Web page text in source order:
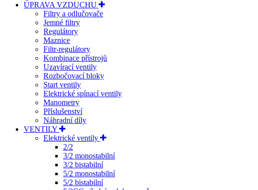
ÚPRAVA VZDUCHU
Filtry a odlučovače
Jemné filtry
Regulátory
Maznice
Filtr-regulátory
Kombinace přístrojů
Uzavírací ventily
Rozbočovací bloky
Start ventily
Elektrické spínací ventily
Manometry
Příslušenství
Náhradní díly
VENTILY
Elektrické ventily
2/2
3/2 monostabilní
3/2 bistabilní
5/2 monostabilní
5/2 bistabilní